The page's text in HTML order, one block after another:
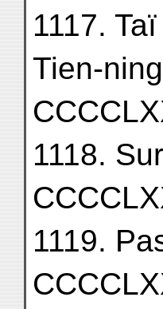
1117.
Tien-
1118.
1119.